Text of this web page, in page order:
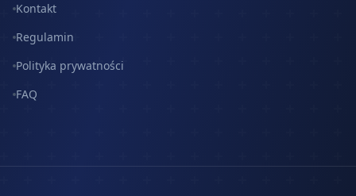
Kontakt
Regulamin
Polityka prywatności
FAQ